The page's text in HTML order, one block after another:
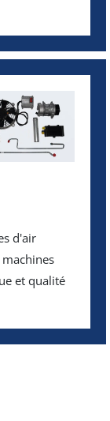
d'air
et qualité